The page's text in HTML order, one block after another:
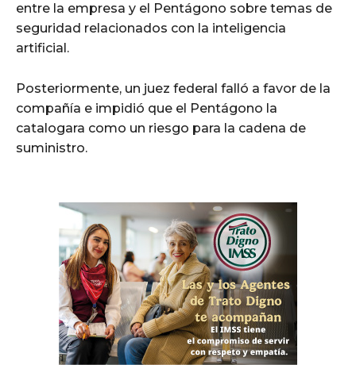
entre la empresa y el Pentágono sobre temas de
seguridad relacionados con la inteligencia
artificial.
Posteriormente, un juez federal falló a favor de la
compañía e impidió que el Pentágono la
catalogara como un riesgo para la cadena de
suministro.